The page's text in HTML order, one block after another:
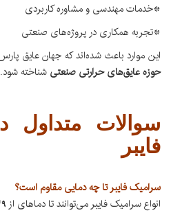
*خدمات مهندسی و مشاوره کاربردی
*تجربه همکاری در پروژه‌های صنعتی
این موارد باعث شده‌اند که جهان عایق
حوزه عایق‌های حرارتی صنعتی شناخته شود.
سوالات متداول
فایبر
سرامیک فایبر تا چه دمایی مقاوم است؟
انواع سرامیک فایبر می‌توانند تا دماهای از 1649°C را تحمل کنند.